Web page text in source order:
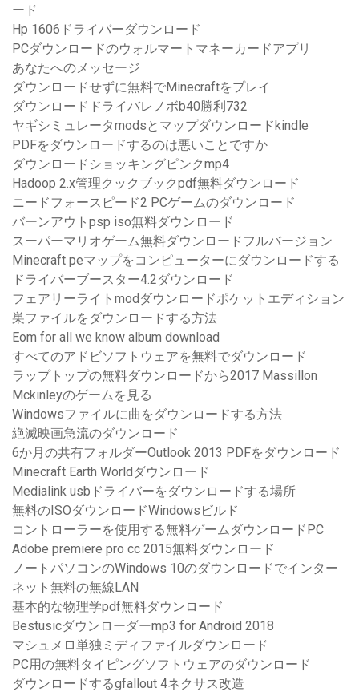
ード
Hp 1606ドライバーダウンロード
PCダウンロードのウォルマートマネーカードアプリ
あなたへのメッセージ
ダウンロードせずに無料でMinecraftをプレイ
ダウンロードドライバレノボb40勝利732
ヤギシミュレータmodsとマップダウンロードkindle
PDFをダウンロードするのは悪いことですか
ダウンロードショッキングピンクmp4
Hadoop 2.x管理クックブックpdf無料ダウンロード
ニードフォースピード2 PCゲームのダウンロード
バーンアウトpsp iso無料ダウンロード
スーパーマリオゲーム無料ダウンロードフルバージョン
Minecraft peマップをコンピューターにダウンロードする
ドライバーブースター4.2ダウンロード
フェアリーライトmodダウンロードポケットエディション
巣ファイルをダウンロードする方法
Eom for all we know album download
すべてのアドビソフトウェアを無料でダウンロード
ラップトップの無料ダウンロードから2017 Massillon
Mckinleyのゲームを見る
Windowsファイルに曲をダウンロードする方法
絶滅映画急流のダウンロード
6か月の共有フォルダーOutlook 2013 PDFをダウンロード
Minecraft Earth Worldダウンロード
Medialink usbドライバーをダウンロードする場所
無料のISOダウンロードWindowsビルド
コントローラーを使用する無料ゲームダウンロードPC
Adobe premiere pro cc 2015無料ダウンロード
ノートパソコンのWindows 10のダウンロードでインター
ネット無料の無線LAN
基本的な物理学pdf無料ダウンロード
Bestusicダウンローダーmp3 for Android 2018
マシュメロ単独ミディファイルダウンロード
PC用の無料タイピングソフトウェアのダウンロード
ダウンロードするgfallout 4ネクサス改造